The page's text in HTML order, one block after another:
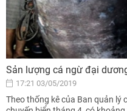
Sản lượng cá ngừ đại
17:21 03/05/2019
Theo thống kê của Ban quản lý